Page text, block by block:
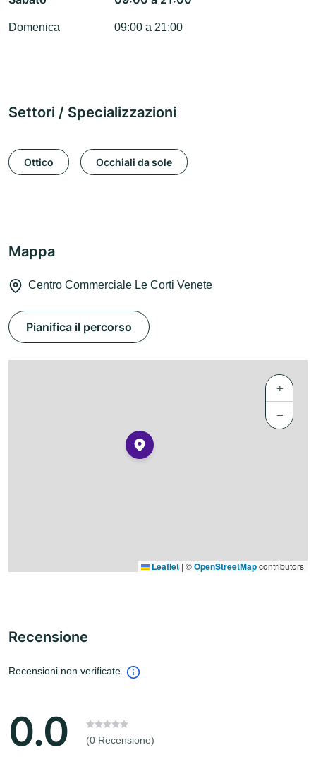
Domenica 09:00 a 21:00
Settori / Specializzazioni
Ottico Occhiali da sole
Mappa
Centro Commerciale Le Corti Venete
Pianifica il percorso
+
−
Leaflet | ©OpenStreetMapcontributors
Recensione
Recensioni non verificate
0.0 (0 Recensione)